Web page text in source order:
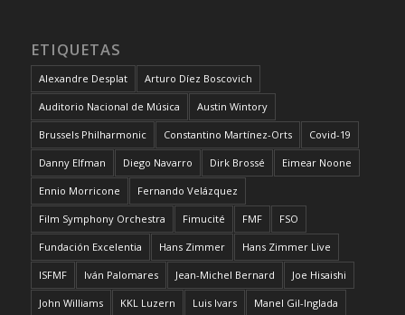
ETIQUETAS
Alexandre Desplat Arturo Díez Boscovich
Auditorio Nacional de Música Austin Wintory
Brussels Philharmonic Constantino Martínez-Orts Covid-19
Danny Elfman Diego Navarro Dirk Brossé Eimear Noone
Ennio Morricone Fernando Velázquez
Film Symphony Orchestra Fimucité FMF FSO
Fundación Excelentia Hans Zimmer Hans Zimmer Live
ISFMF Iván Palomares Jean-Michel Bernard Joe Hisaishi
John Williams KKL Luzern Luis Ivars Manel Gil-Inglada